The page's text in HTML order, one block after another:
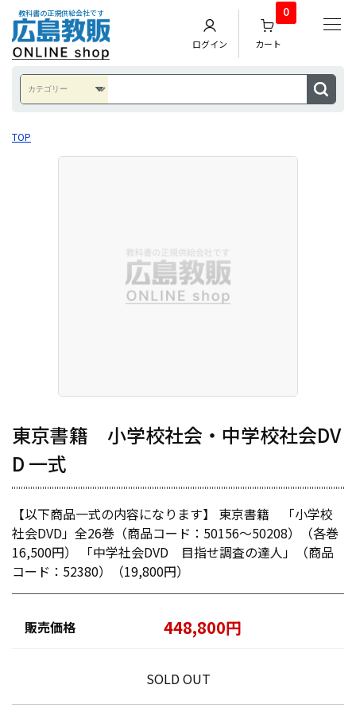
教科書の正規供給会社です
ログイン カート
0
TOP
東京書籍 小学校社会・中学校社会DV
D 一式
【以下商品一式の内容になります】 東京書籍 「小学校
社会DVD」全26巻（商品コード：50156～50208）（各巻
16,500円） 「中学社会DVD 目指せ調査の達人」（商品
コード：52380）（19,800円）
販売価格 448,800円
SOLD OUT